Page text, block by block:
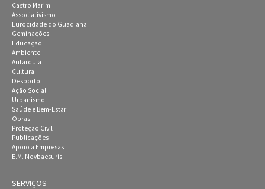
Castro Marim
Associativismo
Eurocidade do Guadiana
Geminações
Educação
Ambiente
Autarquia
Cultura
Desporto
Ação Social
Urbanismo
Saúde e Bem-Estar
Obras
Proteção Civil
Publicações
Apoio a Empresas
E.M. Novbaesuris
SERVIÇOS